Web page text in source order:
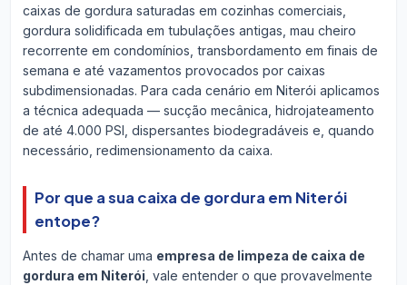
caixas de gordura saturadas em cozinhas comerciais,
gordura solidificada em tubulações antigas, mau cheiro
recorrente em condomínios, transbordamento em finais de
semana e até vazamentos provocados por caixas
subdimensionadas. Para cada cenário em Niterói aplicamos
a técnica adequada — sucção mecânica, hidrojateamento
de até 4.000 PSI, dispersantes biodegradáveis e, quando
necessário, redimensionamento da caixa.
Por que a sua caixa de gordura em Niterói
entope?
Antes de chamar uma empresa de limpeza de caixa de
gordura em Niterói , vale entender o que provavelmente